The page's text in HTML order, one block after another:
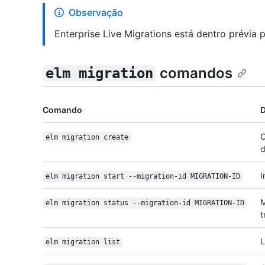
Observação
Enterprise Live Migrations está dentro prévia
elm migration comandos
Comando
elm migration create
elm migration start --migration-id MIGRATION-ID
elm migration status --migration-id MIGRATION-ID
elm migration list